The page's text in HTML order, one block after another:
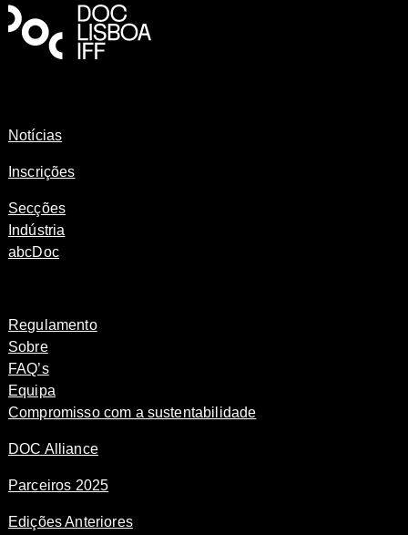
Notícias
Inscrições
Secções
Indústria
abcDoc
Regulamento
Sobre
FAQ’s
Equipa
Compromisso com a sustentabilidade
DOC Alliance
Parceiros 2025
Edições Anteriores